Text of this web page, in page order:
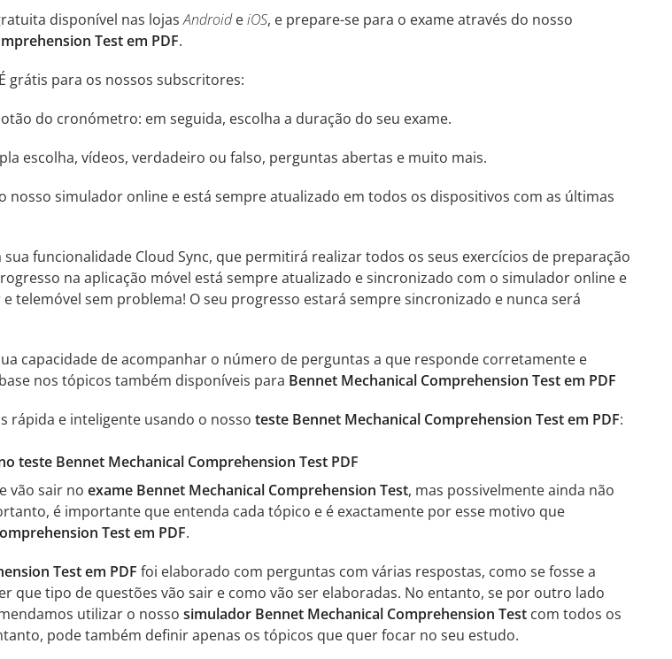
disponível nas lojasAndroideiOS, e prepare-se para o exame através do nosso
Test em PDF.
grátis para os nossos subscritores:
do cronómetro: em seguida, escolha a duração do seu exame.
escolha, vídeos, verdadeiro ou falso, perguntas abertas e muito mais.
nosso simulador online e está sempre atualizado em todos os dispositivos com as últimas
funcionalidade Cloud Sync, que permitirá realizar todos os seus exercícios de preparação
na aplicação móvel está sempre atualizado e sincronizado com o simulador online e
telemóvel sem problema! O seu progresso estará sempre sincronizado e nunca será
capacidade de acompanhar o número de perguntas a que responde corretamente e
nos tópicos também disponíveis para Bennet Mechanical Comprehension Test em PDF
rápida e inteligente usando o nosso teste Bennet Mechanical Comprehension Test em PDF:
teste Bennet Mechanical Comprehension Test PDF
vão sair no exame Bennet Mechanical Comprehension Test, mas possivelmente ainda não
é importante que entenda cada tópico e é exactamente por esse motivo que
Test em PDF.
Test em PDF foi elaborado com perguntas com várias respostas, como se fosse a
que tipo de questões vão sair e como vão ser elaboradas. No entanto, se por outro lado
utilizar o nosso simulador Bennet Mechanical Comprehension Testcom todos os
pode também definir apenas os tópicos que quer focar no seu estudo.